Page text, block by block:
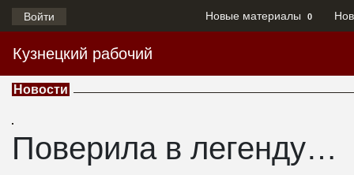
Войти Новые материалы 0
Кузнецкий рабочий
Новости
Поверила в легенду…